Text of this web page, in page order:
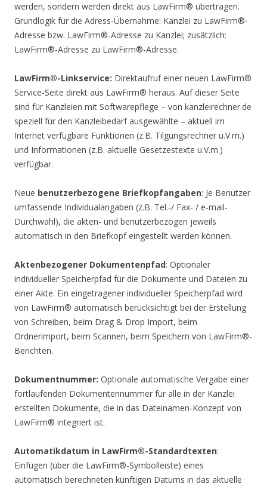
werden, sondern werden direkt aus LawFirm® übertragen.
Grundlogik für die Adress-Übernahme: Kanzlei zu LawFirm®-
Adresse bzw. LawFirm®-Adresse zu Kanzlei; zusätzlich:
LawFirm®-Adresse zu LawFirm®-Adresse.
LawFirm®-Linkservice: Direktaufruf einer neuen LawFirm®
Service-Seite direkt aus LawFirm® heraus. Auf dieser Seite
sind für Kanzleien mit Softwarepflege – von kanzleirechner.de
speziell für den Kanzleibedarf ausgewählte – aktuell im
Internet verfügbare Funktionen (z.B. Tilgungsrechner u.V.m.)
und Informationen (z.B. aktuelle Gesetzestexte u.V.m.)
verfügbar.
Neue benutzerbezogene Briefkopfangaben: Je Benutzer
umfassende Individualangaben (z.B. Tel.-/ Fax- / e-mail-
Durchwahl), die akten- und benutzerbezogen jeweils
automatisch in den Briefkopf eingestellt werden können.
Aktenbezogener Dokumentenpfad: Optionaler
individueller Speicherpfad für die Dokumente und Dateien zu
einer Akte. Ein eingetragener individueller Speicherpfad wird
von LawFirm® automatisch berücksichtigt bei der Erstellung
von Schreiben, beim Drag & Drop Import, beim
Ordnerimport, beim Scannen, beim Speichern von LawFirm®-
Berichten.
Dokumentnummer: Optionale automatische Vergabe einer
fortlaufenden Dokumentennummer für alle in der Kanzlei
erstellten Dokumente, die in das Dateinamen-Konzept von
LawFirm® integriert ist.
Automatikdatum in LawFirm®-Standardtexten:
Einfügen (über die LawFirm®-Symbolleiste) eines
automatisch berechneten künftigen Datums in das aktuelle